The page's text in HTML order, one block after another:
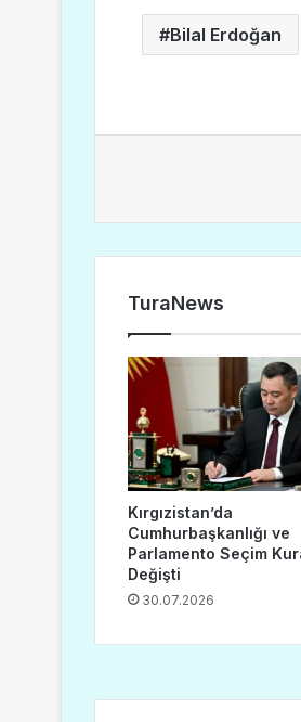
Bilal Erdoğan
TuraNews
Kırgızistan’da
Cumhurbaşkanlığı ve
Parlamento Seçim
Değişti
30.07.2026